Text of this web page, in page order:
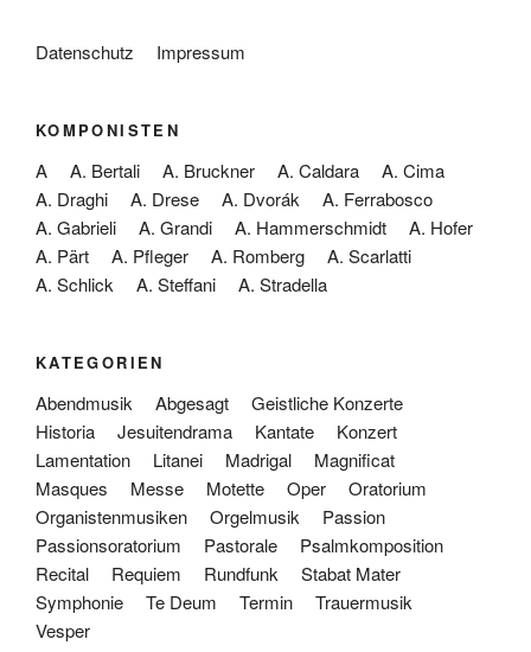
Datenschutz Impressum
KOMPONISTEN
A A. Bertali A. Bruckner A. Caldara
A. Cima
A. Draghi
A. Drese A. Dvorák
A. Ferrabosco
A. Gabrieli
A. Grandi A. Hammerschmidt
A. Hofer
A. Pärt
A. Pfleger A. Romberg
A. Scarlatti
A. Schlick
A. Steffani A. Stradella
KATEGORIEN
Abendmusik Abgesagt
Geistliche Konzerte
Historia
Jesuitendrama Kantate
Konzert
Lamentation
Litanei Madrigal
Magnificat
Masques
Messe Motette Oper
Oratorium
Organistenmusiken
Orgelmusik
Passion
Passionsoratorium
Pastorale
Psalmkomposition
Recital
Requiem Rundfunk
Stabat Mater
Symphonie
Te Deum Termin
Trauermusik
Vesper